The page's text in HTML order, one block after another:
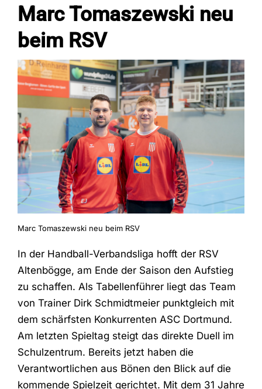
Fans
Trainingszeiten
Kontakt
Marc Tomaszewski neu
beim RSV
Marc Tomaszewski neu beim RSV
In der Handball-Verbandsliga hofft der RSV
Altenbögge, am Ende der Saison den Aufstieg
zu schaffen. Als Tabellenführer liegt das Team
von Trainer Dirk Schmidtmeier punktgleich mit
dem schärfsten Konkurrenten ASC Dortmund.
Am letzten Spieltag steigt das direkte Duell im
Schulzentrum. Bereits jetzt haben die
Verantwortlichen aus Bönen den Blick auf die
kommende Spielzeit gerichtet. Mit dem 31 Jahre